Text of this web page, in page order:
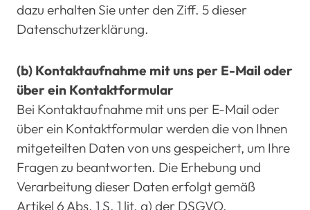
dazu erhalten Sie unter den Ziff. 5 dieser
Datenschutzerklärung.
(b) Kontaktaufnahme mit uns per E-Mail oder
über ein Kontaktformular
Bei Kontaktaufnahme mit uns per E-Mail oder
über ein Kontaktformular werden die von Ihnen
mitgeteilten Daten von uns gespeichert, um Ihre
Fragen zu beantworten. Die Erhebung und
Verarbeitung dieser Daten erfolgt gemäß
Artikel 6 Abs. 1 S. 1 lit. a) der DSGVO.